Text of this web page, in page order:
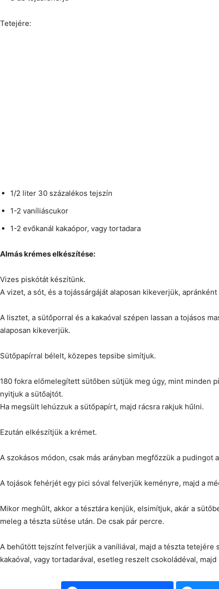
Tetejére:
1/2 liter 30 százalékos tejszín
1-2 vaníliáscukor
1-2 evőkanál kakaópor, vagy tortadara
Almás krémes elkészítése:
Vizes piskótát készítünk.
A vizet, a sót, és a tojássárgáját alaposan kikeverjük,
A lisztet, a sütőporral és a kakaóval szépen lassan a tojásos
alaposan kikeverjük.
Sütőpapírral bélelt, közepes tepsibe simítjuk.
180 fokra előmelegített sütőben sütjük meg úgy, mint minden
nyitjuk a sütőajtót.
Ha megsült lehúzzuk a sütőpapírt, majd rácsra rakjuk hűlni.
Ezután elkészítjük a krémet.
A szokásos módon, csak más arányban megfőzzük a pudingot
A tojások fehérjét egy pici sóval felverjük keményre, majd a
Mikor meghűlt, akkor a tésztára kenjük, elsimítjuk, akár a
meleg a tészta sütése után. De csak pár percre.
A behűtött tejszínt felverjük a vaníliával, majd a tészta
kakaóval, vagy tortadarával, esetleg reszelt csokoládéval,